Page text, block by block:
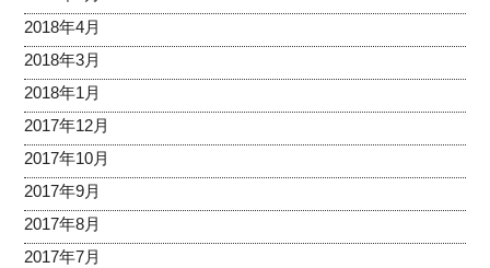
2018年4月
2018年3月
2018年1月
2017年12月
2017年10月
2017年9月
2017年8月
2017年7月